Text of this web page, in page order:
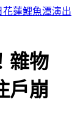
白吃的午餐」成
雜物
戶崩